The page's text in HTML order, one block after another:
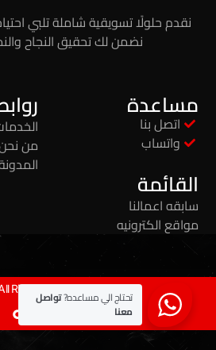
نقدم حلولًا تسويقية شاملة تلبي
نضمن لك تحقيق النجاح
مساعدة
اتصل بنا
واتساب
من
القائمة
سابقه اعمالنا
مواقع الكترونيه
© 2026 Marketer. All Rights Reserved.
تحتاج الي مساعده?تواصل
معنا